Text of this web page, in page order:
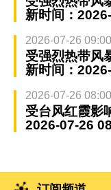
新时间：
2026-07-26 09:00
受强烈热带风
新时间：
2026-07-26 08:00
受台风红霞影
2026-07-26